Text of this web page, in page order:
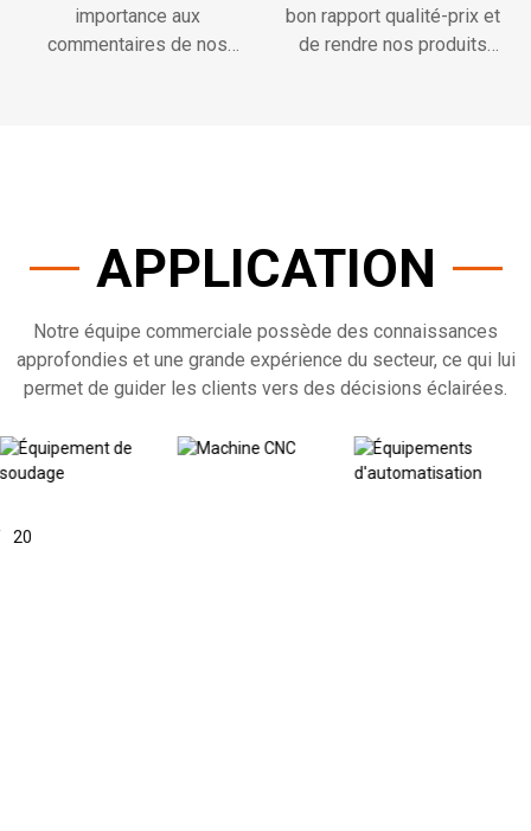
importance aux
commentaires de nos
bon rapport qualité-prix et
de rendre nos produits
APPLICATION
Notre équipe commerciale possède des connaissances
approfondies et une grande expérience du secteur, ce qui lui
permet de guider les clients vers des décisions éclairées.
20